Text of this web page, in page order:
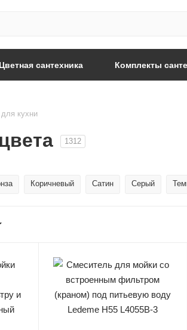
Цветная сантехника Комплекты
кухни
1312
Коричневый Сатин Серый